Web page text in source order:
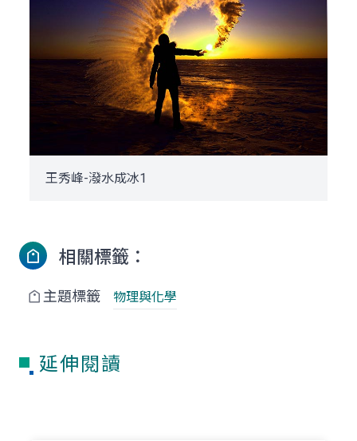
王秀峰-潑水成冰1
相關標籤：
主題標籤 物理與化學
延伸閱讀